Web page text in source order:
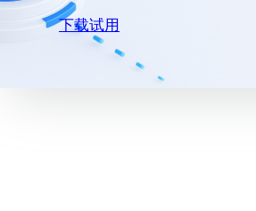
下载试用